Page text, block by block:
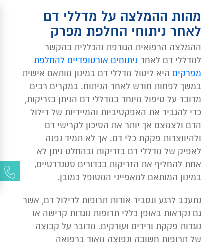
מהות ההמלצה על מדללי דם
לאחר ניתוחי החלפת מפרק
ההמלצה הרפואית הגורפת והכללית בהקשר
למדללי דם לאחר ניתוחים אורטופדיים להחלפת
מפרקים היא ליטול מדללי דם במינון מותאם אישית
במשך לפחות חודש לאחר הניתוח. במקרים רבים
מדובר על טיפול מיוחד במדללי דם הניתן בזריקות,
כדי להגביר את האפקטיביות והמיידיות של דילול
הדם ולצמצם אך יותר את הסיכון לקרישי דם
ולהיווצרות פקקת כלי דם. אך לא תמיד נפנה
לאפיק של מדללי דם בזריקות ובהחלט ניתן לא
אחת להחליף את הזריקות בכדורים סטנדרטיים,
במינון המותאם למאפייני המטופל כמובן.
נתעכב לרגע ונסביר אודות תרופות לדילול דם, אשר
גם נקראות באופן כללי תרופות נוגדות קרישה או
נוגדות פקקת ורידים ועורקים. מדובר על קבוצה
של תרופות חשובה ונפוצה מאוד ברפואה